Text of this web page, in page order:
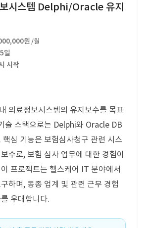
시스템 Delphi/Oracle 유지
원 /월
일
시작
의료정보시스템의 유지보수를 목표
술 스택으로는 Delphi와 Oracle DB
핵심 기능은 보험심사청구 관련 시스
수로, 보험 심사 업무에 대한 경험이
프로젝트는 헬스케어 IT 분야에서
하며, 동종 업계 및 관련 근무 경험
우대합니다.